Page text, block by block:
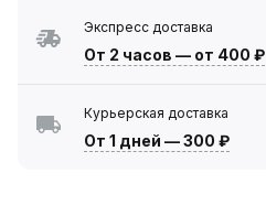
Экспресс доставка
От 2 часов — от 400 ₽
Курьерская доставка
От 1 дней —300 ₽